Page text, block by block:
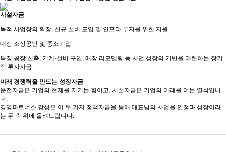
시설자금
목적 사업장의 확장, 신규 설비 도입 및 인프라 투자를 위한 지원
대상 소상공인 및 중소기업
특징 공장 신축, 기계·설비 구입, 매장 리모델링 등 사업 성장의 기반을 마련하는 장기
적 투자자금
미래 경쟁력을 만드는 성장자금
운전자금은 기업의 현재를 지키는 힘이고, 시설자금은 기업의 미래를 여는 열쇠 입니
다.
경영파트너스 강성은 이 두 가지 정책자금을 통해 대표님의 사업을 안정과 성장이라
는 두 축 위에 올려드립니다.